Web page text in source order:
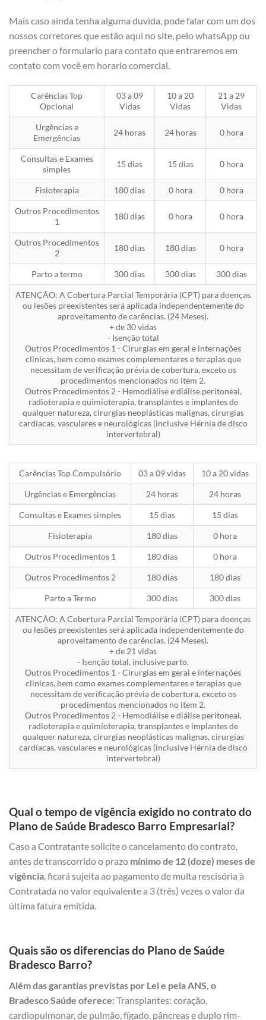
Mais caso ainda tenha alguma duvida, pode falar com um dos
nossos corretores que estão aqui no site, pelo whatsApp ou
preencher o formulario para contato que entraremos em
contato com você em horario comercial.
Carências Top
Opcional
03 a 09
Vidas
10 a 20
Vidas
21 a 29
Vidas
Urgências e
Emergências
24 horas 24 horas 0 hora
Consultas e Exames
simples
15 dias 15 dias 0 hora
Fisioterapia 180 dias 0 hora 0 hora
Outros Procedimentos
1
180 dias 0 hora 0 hora
Outros Procedimentos
2
180 dias 180 dias 0 hora
Parto a termo 300 dias 300 dias 300 dias
ATENÇÃO: A Cobertura Parcial Temporária (CPT) para doenças
ou lesões preexistentes será aplicada independentemente do
aproveitamento de carências. (24 Meses).
+ de 30 vidas
- Isenção total
Outros Procedimentos 1 - Cirurgias em geral e internações
clinicas, bem como exames complementares e terapias que
necessitam de verificação prévia de cobertura, exceto os
procedimentos mencionados no item 2.
Outros Procedimentos 2 - Hemodiálise e diálise peritoneal,
radioterapia e quimioterapia, transplantes e implantes de
qualquer natureza, cirurgias neoplásticas malignas, cirurgias
cardíacas, vasculares e neurológicas (inclusive Hérnia de disco
intervertebral)
Carências Top Compulsório 03 a 09 vidas 10 a 20 vidas
Urgências e Emergências 24 horas 24 horas
Consultas e Exames simples 15 dias 15 dias
Fisioterapia 180 dias 0 hora
Outros Procedimentos 1 180 dias 0 hora
Outros Procedimentos 2 180 dias 180 dias
Parto a Termo 300 dias 300 dias
ATENÇÃO: A Cobertura Parcial Temporária (CPT) para doenças
ou lesões preexistentes será aplicada independentemente do
aproveitamento de carências. (24 Meses).
+ de 21 vidas
- Isenção total, inclusive parto.
Outros Procedimentos 1 - Cirurgias em geral e internações
clinicas, bem como exames complementares e terapias que
necessitam de verificação prévia de cobertura, exceto os
procedimentos mencionados no item 2.
Outros Procedimentos 2 - Hemodiálise e diálise peritoneal,
radioterapia e quimioterapia, transplantes e implantes de
qualquer natureza, cirurgias neoplásticas malignas, cirurgias
cardíacas, vasculares e neurológicas (inclusive Hérnia de disco
intervertebral)
Qual o tempo de vigência exigido no contrato do
Plano de Saúde Bradesco Barro Empresarial?
Caso a Contratante solicite o cancelamento do contrato,
antes de transcorrido o prazo mínimo de 12 (doze) meses de
vigência, ficará sujeita ao pagamento de multa rescisória à
Contratada no valor equivalente a 3 (três) vezes o valor da
última fatura emitida.
Quais são os diferencias do Plano de Saúde
Bradesco Barro?
Além das garantias previstas por Lei e pela ANS, o
Bradesco Saúde oferece:Transplantes: coração,
cardiopulmonar, de pulmão, fígado, pâncreas e duplo rim-